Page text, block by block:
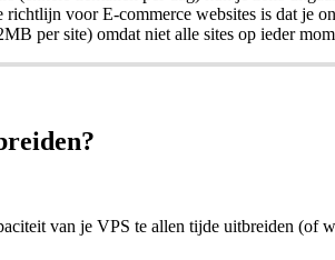
richtlijn voor E-commerce websites is dat je
per site) omdat niet alle sites op ieder
van je VPS te allen tijde uitbreiden (of